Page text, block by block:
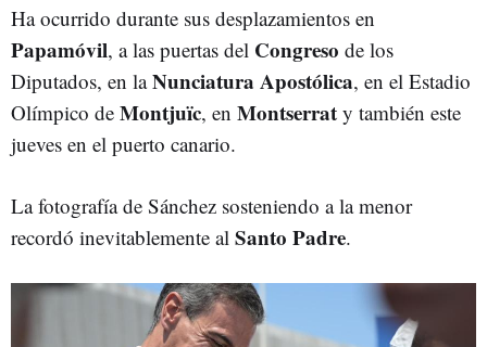
Ha ocurrido durante sus desplazamientos en
Papamóvil, a las puertas del Congreso de los
Diputados, en laNunciatura Apostólica, en el Estadio
Olímpico de Montjuïc, en Montserrat y también este
jueves en el puerto canario.
La fotografía de Sánchez sosteniendo a la menor
recordó inevitablemente al Santo Padre.